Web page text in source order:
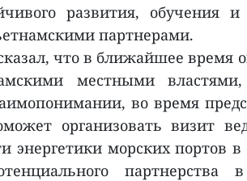
развития, обучения
партнерами.
что в ближайшее время
местными
во время
организовать визит
энергетики морских портов в
партнерства